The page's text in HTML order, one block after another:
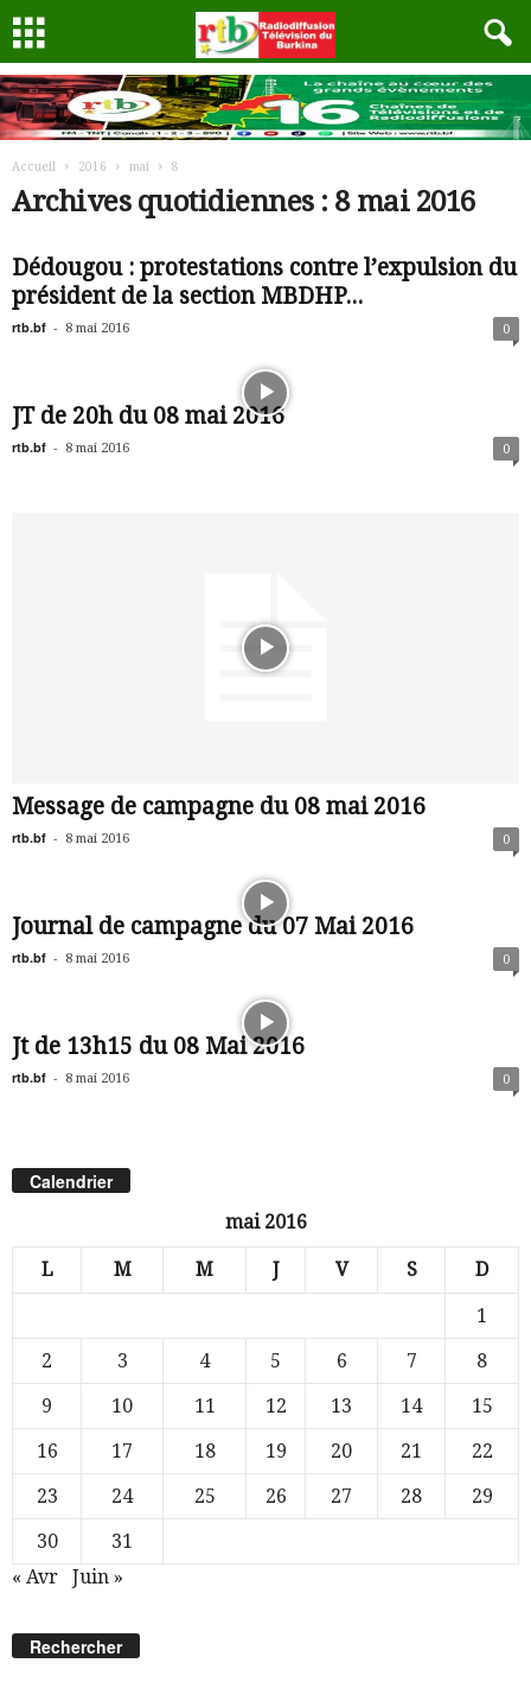
Accueil 2016 mai 8
Archives quotidiennes : 8 mai 2016
Dédougou : protestations contre l’expulsion du
président de la section MBDHP...
rtb.bf - 8 mai 2016 0
JT de 20h du 08 mai 2016
rtb.bf - 8 mai 2016 0
Message de campagne du 08 mai 2016
rtb.bf - 8 mai 2016 0
Journal de campagne du 07 Mai 2016
rtb.bf - 8 mai 2016 0
Jt de 13h15 du 08 Mai 2016
rtb.bf - 8 mai 2016 0
Calendrier
mai 2016
L M M J V S D
1
2
3 4 5 6 7
8
9
10 11 12 13 14
15
16
17 18 19 20 21
22
23
24 25 26 27 28
29
30
31
« Avr
Juin »
Rechercher